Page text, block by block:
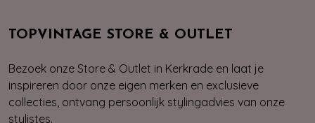
TOPVINTAGE STORE & OUTLET
Bezoek onze Store & Outlet in Kerkrade en laat je
inspireren door onze eigen merken en exclusieve
collecties, ontvang persoonlijk stylingadvies van onze
stylistes.